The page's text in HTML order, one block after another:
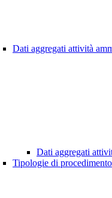
Dati aggregati attività
Dati aggregati
Tipologie di procedimento